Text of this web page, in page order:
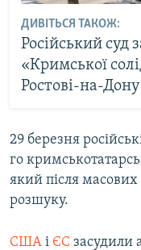
ДИВІТЬСЯ ТАКОЖ:
Російський суд
«Кримської
Ростові-на-Дону
29 березня
го
який після
розшуку.
США і ЄС засудили